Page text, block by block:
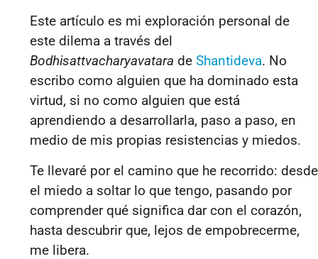
Este artículo es mi exploración personal de
este dilema a través del
Bodhisattvacharyavatara de Shantideva. No
escribo como alguien que ha dominado esta
virtud, si no como alguien que está
aprendiendo a desarrollarla, paso a paso, en
medio de mis propias resistencias y miedos.
Te llevaré por el camino que he recorrido: desde
el miedo a soltar lo que tengo, pasando por
comprender qué significa dar con el corazón,
hasta descubrir que, lejos de empobrecerme,
me libera.